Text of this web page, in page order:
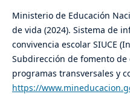
​Ministerio de Educación
de vida (2024). Sistema de
convivencia escolar SIUCE
Subdirección de fomento
programas transversales y
https://